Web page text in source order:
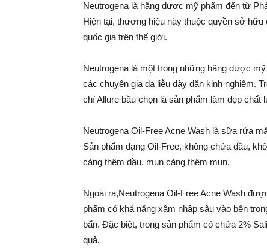
Neutrogena là hãng dược mỹ phẩm đến từ
Hiện tại, thương hiệu này thuộc quyền sở
quốc gia trên thế giới.
Neutrogena là một trong những hãng dược
các chuyên gia da liễu dày dặn kinh nghiệm.
chí Allure bầu chọn là sản phẩm làm đẹp chất
Neutrogena Oil-Free Acne Wash là sữa rửa
Sản phẩm dạng Oil-Free, không chứa dầu,
càng thêm dầu, mụn càng thêm mụn.
Ngoài ra,Neutrogena Oil-Free Acne Wash
phẩm có khả năng xâm nhập sâu vào bên
bẩn. Đặc biệt, trong sản phẩm có chứa 2%
quả.